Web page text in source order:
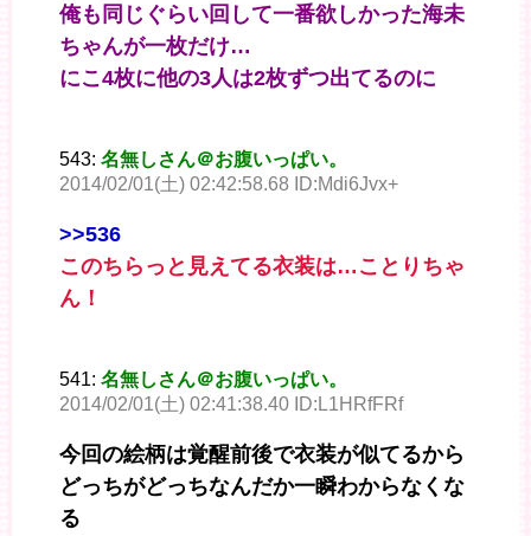
俺も同じぐらい回して一番欲しかった海未
ちゃんが一枚だけ…
にこ4枚に他の3人は2枚ずつ出てるのに
543: 名無しさん＠お腹いっぱい。
2014/02/01(土) 02:42:58.68 ID:Mdi6Jvx+
>>536
このちらっと見えてる衣装は…ことりちゃ
ん！
541: 名無しさん＠お腹いっぱい。
2014/02/01(土) 02:41:38.40 ID:L1HRfFRf
今回の絵柄は覚醒前後で衣装が似てるから
どっちがどっちなんだか一瞬わからなくな
る